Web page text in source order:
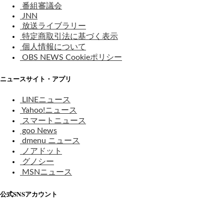
番組審議会
JNN
放送ライブラリー
特定商取引法に基づく表示
個人情報について
OBS NEWS Cookieポリシー
ニュースサイト・アプリ
LINEニュース
Yahoo!ニュース
スマートニュース
goo News
dmenu ニュース
ノアドット
グノシー
MSNニュース
公式SNSアカウント